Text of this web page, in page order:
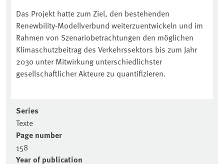
Das Projekt hatte zum Ziel, den bestehenden
Renewbility-Modellverbund weiterzuentwickeln und im
Rahmen von Szenariobetrachtungen den möglichen
Klimaschutzbeitrag des Verkehrssektors bis zum Jahr
2030 unter Mitwirkung unterschiedlichster
gesellschaftlicher Akteure zu quantifizieren.
Series
Texte
Page number
158
Year of publication